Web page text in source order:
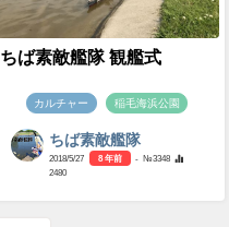
ちば素敵艦隊 観艦式
カルチャー 稲毛海浜公園
ちば素敵艦隊
2018/5/27 8 年前
- №3348
2480